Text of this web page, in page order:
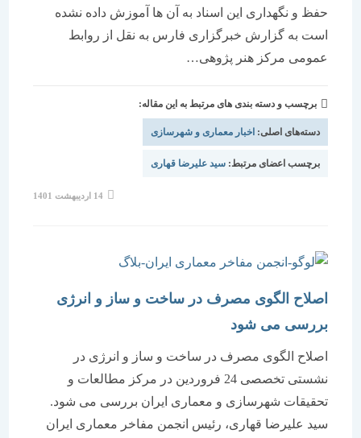
حفظ و نگهداری این اسناد به آن ها آموزش داده نشده
است به گزارش خبرگزاری فارس به نقل از روابط
عمومی مرکز هنر پژوهی…
برچسب و دسته بندی های مرتبط به این مقاله:
دسته‌های اصلی:اخبار معماری و شهرسازی
برچسب اعضای مرتبط: سید علیرضا قهاری
اصلاح الگوی مصرف در ساخت و ساز و انرژی
بررسی می شود
اصلاح الگوی مصرف در ساخت و ساز و انرژی در
نشستی تخصصی 24 فروردین در مرکز مطالعات و
تحقیقات شهرسازی و معماری ایران بررسی می شود.
سید علیرضا قهاری، رئیس انجمن مفاخر معماری ایران